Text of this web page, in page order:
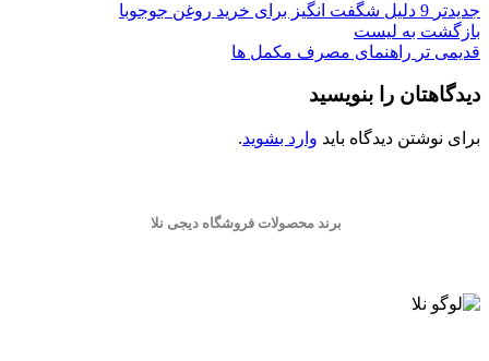
جدیدتر 9 دلیل شگفت انگیز برای خرید روغن جوجوبا
بازگشت به لیست
قدیمی تر راهنمای مصرف مکمل ها
دیدگاهتان را بنویسید
برای نوشتن دیدگاه باید وارد بشوید.
برند محصولات فروشگاه دیجی نلا